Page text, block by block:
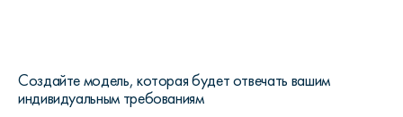
Создайте модель, которая будет отвечать вашим
индивидуальным требованиям